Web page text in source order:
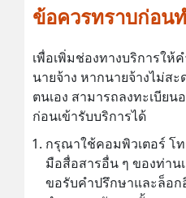
ข้อควรทราบก่อน
เพื่อเพิ่มช่องทางบริการใ
นายจ้าง หากนายจ้างไม่สะ
ตนเอง สามารถลงทะเบีย
ก่อนเข้ารับบริการได้
กรุณาใช้คอมพิวเตอร์ โ
มือสื่อสารอื่น ๆ ของท่าน
ขอรับคำปรึกษาและล็อ